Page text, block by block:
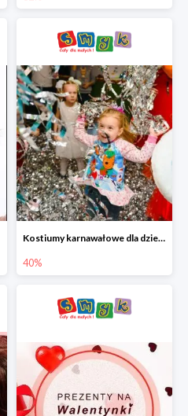
Kostiumy karnawałowe dla dzieci w Smyku do -40%
40%